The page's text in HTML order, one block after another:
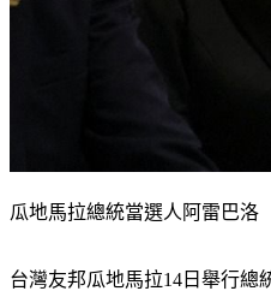
瓜地馬拉總統當選人阿雷巴洛
台灣友邦瓜地馬拉14日舉行總